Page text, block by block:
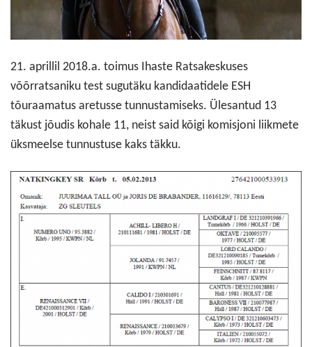
21. aprillil 2018.a. toimus Ihaste Ratsakeskuses
võõrratsaniku test sugutäku kandidaatidele ESH
tõuraamatus aretusse tunnustamiseks. Ülesantud 13
täkust jõudis kohale 11, neist said kõigi komisjoni liikmete
üksmeelse tunnustuse kaks täkku.